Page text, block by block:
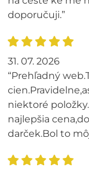
doporučuji.”
31. 07. 2026
“Prehľadný
niektoré
najlepšia
darček.Bol to